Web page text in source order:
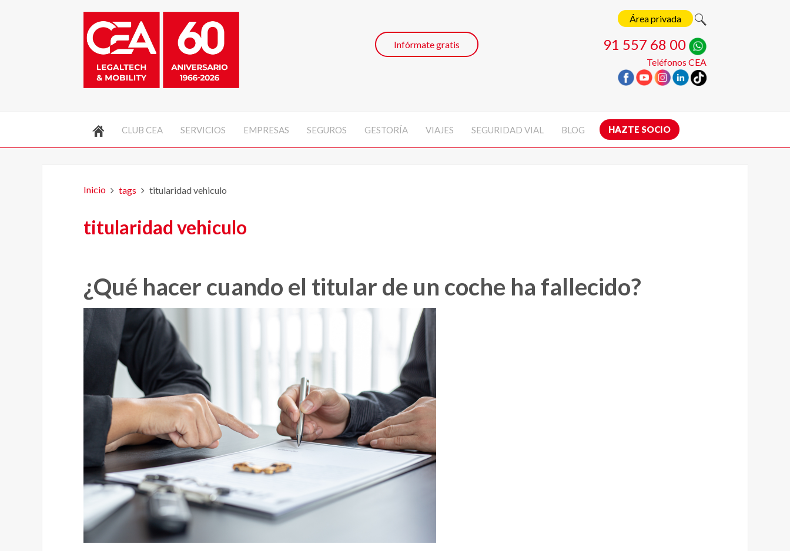
Área privada
91 557 68 00
Teléfonos CEA
Infórmate gratis
CLUB CEA SERVICIOS EMPRESAS SEGUROS GESTORÍA VIAJES SEGURIDAD VIAL BLOG HAZTE SOCIO
Inicio tags titularidad vehiculo
titularidad vehiculo
¿Qué hacer cuando el titular de un coche ha fallecido?